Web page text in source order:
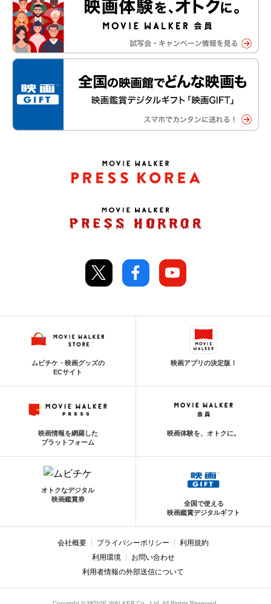
ムビチケ・映画グッズの
ECサイト
映画アプリの決定版！
映画情報を網羅した
プラットフォーム
映画体験を、オトクに。
オトクなデジタル
映画鑑賞券
全国で使える
映画鑑賞デジタルギフト
会社概要 プライバシーポリシー
利用規約
利用環境
お問い合わせ
利用者情報の外部送信について